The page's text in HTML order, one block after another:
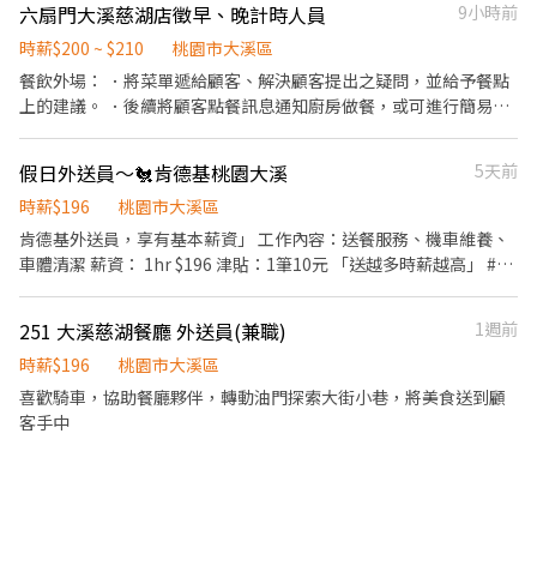
牌禮卷 讓生日更有溫度 你過節我共歡，重要節慶我們提供你福利禮
券 好好與家人歡慶 你旅遊我贊助，每年職福會提供你旅遊津貼 好好
享受幸福人生 ◎ 詳細工作時間於面試時告知
飲內場： ．擔任廚師的助手，處理烹飪前與烹飪中之準備工作與其
他餐廳相關事務。 ．負責洗、剝、削、切各種食材。 ．負責清理工
作環境、設備和餐具。 ．準備不同餐點所需要的食材。 ．協助測量
食材的容量與重量。 ．負責擺盤、打包外帶服務。
六扇門大溪慈湖店徵早、晚計時人員
9小時前
時薪$200 ~ $210
桃園市大溪區
餐飲外場： ．將菜單遞給顧客、解決顧客提出之疑問，並給予餐點
上的建議。 ．後續將顧客點餐訊息通知廚房做餐，或可進行簡易餐
不同餐點所需要的食材。 ．負責擺盤、打包外帶服務。
假日外送員～🐔肯德基桃園大溪
5天前
時薪$196
桃園市大溪區
肯德基外送員，享有基本薪資」 工作內容：送餐服務、機車維養、
車體清潔 薪資： 1hr $196 津貼：1筆10元 「送越多時薪越高」 #有
251 大溪慈湖餐廳 外送員(兼職)
1週前
時薪$196
桃園市大溪區
喜歡騎車，協助餐廳夥伴，轉動油門探索大街小巷，將美食送到顧
客手中